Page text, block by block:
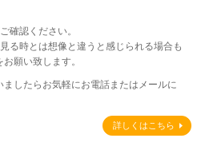
確認ください。
る時とは想像と違うと感じられる場合も
願い致します。
したらお気軽にお電話またはメールに
詳しくはこちら